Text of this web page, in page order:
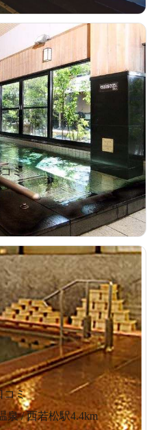
コミ
コミ
泉 / 西若松駅4.4km